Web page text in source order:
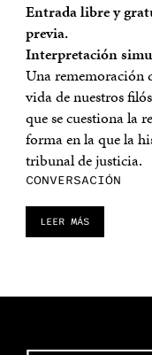
Entrada libre y
previa.
Interpretación
Una rememoración
vida de nuestros
que se cuestiona la
forma en la que la
tribunal de justicia.
CONVERSACIÓN
LEER MÁS